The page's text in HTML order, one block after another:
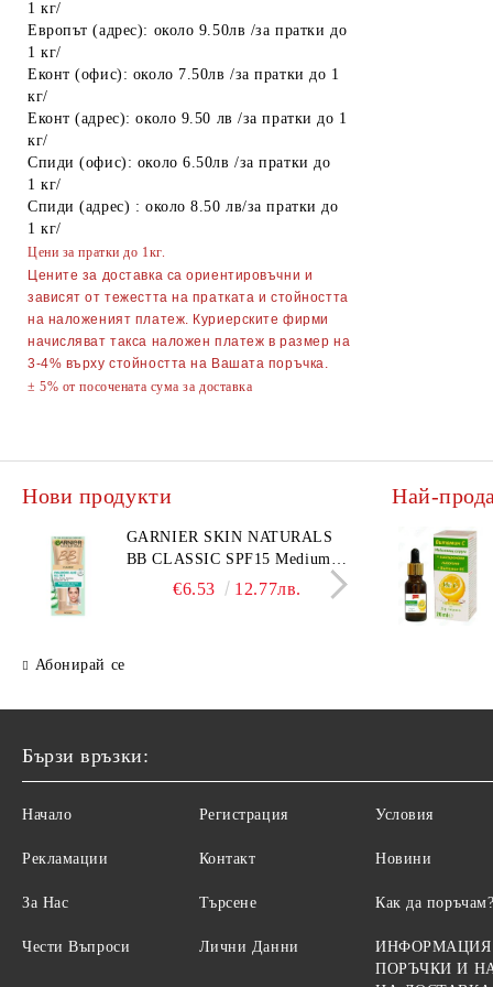
Спирт
Боя за яйца
Други
ТАБАКЕРИ
Точило за ножове и ножици
Парти Артикули торти тържества
украса
АКСЕСОАРИ ЗА КОСА
Ролки за коса
Фиби, шноли, ластици
МИГЛОИЗВИВАЧКИ
НЕСЕСЕРИ
1 кг/
Европът (адрес): около 9.50лв /за пратки до
1 кг/
Еконт (офис): около 7.50лв /за пратки до 1
кг/
Еконт (адрес): около 9.50 лв /за пратки до 1
кг/
Спиди (офис): около 6.50лв /за пратки до
1 кг/
Спиди (адрес) : около 8.50 лв/за пратки до
1 кг/
Цени за пратки до 1кг.
Цените за доставка са ориентировъчни и
зависят от тежестта на пратката и стойността
на наложеният платеж. Куриерските фирми
начисляват такса наложен платеж в размер на
3-4% върху стойността на Вашата поръчка.
± 5% от посочената сума за доставка
Нови продукти
GARNIER SKIN NATURALS
BB CLASSIC SPF15 Medium
тониращ дневен крем за лице
среден нюанс за комбинирана
€6.53 12.77лв.
BL
Абонирай се
Най-
Бързи връзки:
Начало
Рекламации
За Нас
Чести Въпроси
Регистрация
Контакт
Търсене
Лични Данни
Условия
Новини
Как да поръчам?
ИНФОРМАЦИЯ
ПОРЪЧКИ И